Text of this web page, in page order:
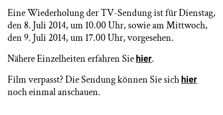
Eine Wiederholung der TV-Sendung ist für Dienstag,
den 8. Juli 2014, um 10.00 Uhr, sowie am Mittwoch,
den 9. Juli 2014, um 17.00 Uhr, vorgesehen.
Nähere Einzelheiten erfahren Sie hier.
Film verpasst? Die Sendung können Sie sich hier
noch einmal anschauen.